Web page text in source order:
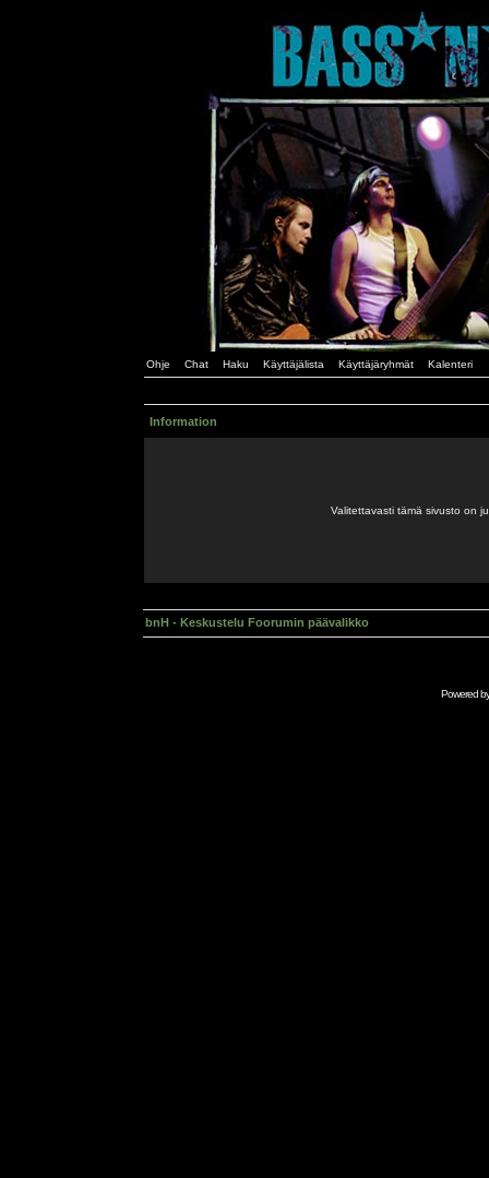
Ohje Chat Haku Käyttäjälista Käyttäjäryhmät Kalenteri
Information
Valitettavasti tämä sivusto on
bnH - Keskustelu Foorumin päävalikko
Powered